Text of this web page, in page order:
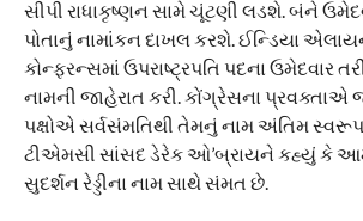
સીપી રાધાકૃષ્ણન સામે ચૂંટણી લડશે. બંને
પોતાનું નામાંકન દાખલ કરશે. ઈન્ડિયા
કોન્ફરન્સમાં ઉપરાષ્ટ્રપતિ પદના ઉમેદવાર
નામની જાહેરાત કરી. કોંગ્રેસના પ્રવક્તાએ
પક્ષોએ સર્વસંમતિથી તેમનું નામ અંતિમ
ટીએમસી સાંસદ ડેરેક ઓ’બ્રાયને કહ્યું કે
સુદર્શન રેડ્ડીના નામ સાથે સંમત છે.